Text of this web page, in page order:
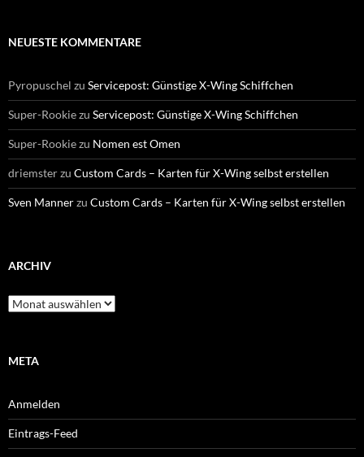
NEUESTE KOMMENTARE
Pyropuschel zu Servicepost: Günstige X-Wing Schiffchen
Super-Rookiezu Servicepost: Günstige X-Wing Schiffchen
Super-Rookiezu Nomen est Omen
driemsterzu Custom Cards – Karten für X-Wing selbst erstellen
Sven Mannerzu Custom Cards – Karten für X-Wing selbst erstellen
ARCHIV
Archiv
META
Anmelden
Eintrags-Feed